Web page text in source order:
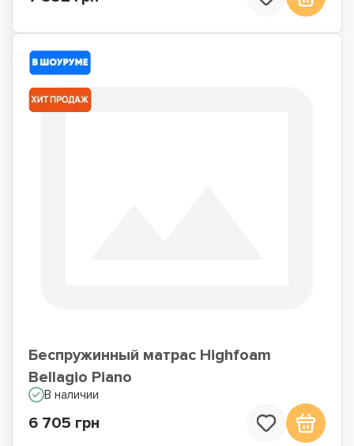
Беспружинный матрас Highfoam
Bellagio Piano
В наличии
6 705 грн